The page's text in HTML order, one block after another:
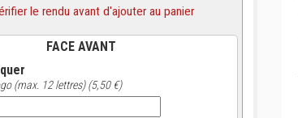
le rendu avant d'ajouter au panier
FACE AVANT
(max. 12 lettres) (5,50 €)